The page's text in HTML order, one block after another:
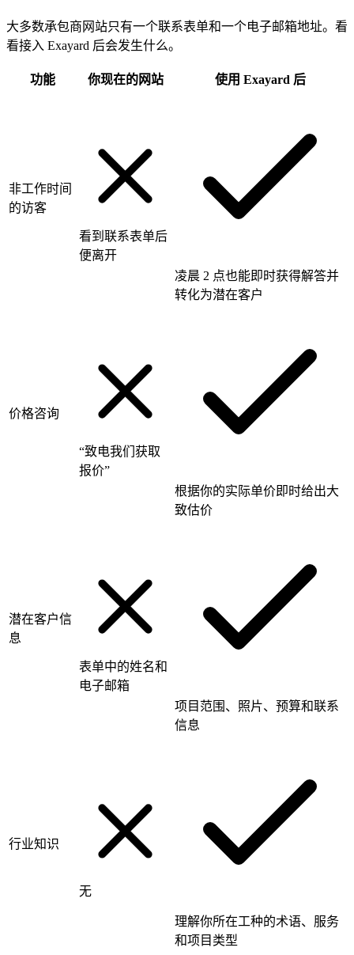
大多数承包商网站只有一个联系表单和一个电子邮箱地址。看
看接入 Exayard 后会发生什么。
功能 你现在的网站 使用 Exayard 后
非工作时间
的访客
看到联系表单后
便离开
凌晨 2 点也能即时获得解答并
转化为潜在客户
价格咨询
“致电我们获取
报价”
根据你的实际单价即时给出大
致估价
潜在客户信
息
表单中的姓名和
电子邮箱
项目范围、照片、预算和联系
信息
行业知识
无
理解你所在工种的术语、服务
和项目类型